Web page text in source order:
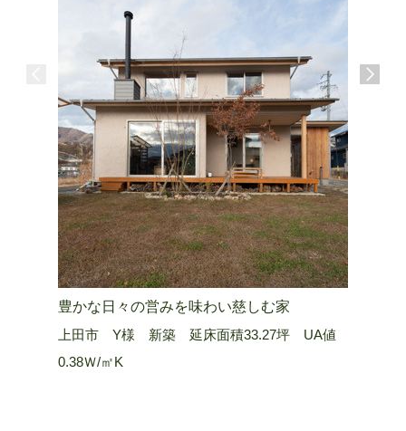
豊かな日々の営みを味わい慈しむ家
上田市 Y様 新築 延床面積33.27坪 UA値
0.38Ｗ/㎡K